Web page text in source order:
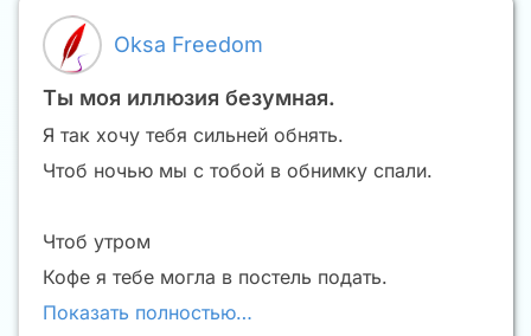
Oksa Freedom
Ты моя иллюзия безумная.
Я так хочу тебя сильней обнять.
Чтоб ночью мы с тобой в обнимку спали.
Чтоб утром
Кофе я тебе могла в постель подать.
Показать полностью…